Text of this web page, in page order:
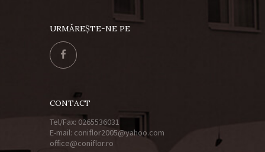
URMĂREȘTE-NE PE
CONTACT
Tel/Fax: 0265536031
E-mail: coniflor2005@yahoo.com
office@coniflor.ro